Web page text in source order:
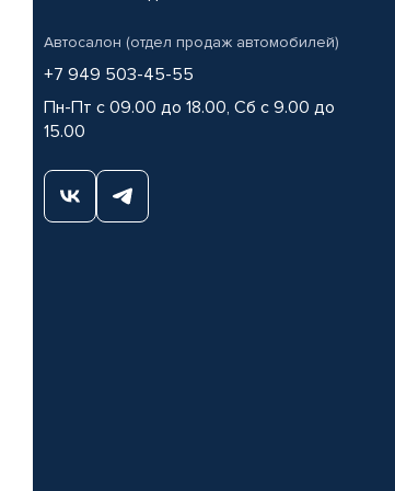
Автосалон (отдел продаж автомобилей)
+7 949 503-45-55
Пн-Пт с 09.00 до 18.00, Сб с 9.00 до
15.00